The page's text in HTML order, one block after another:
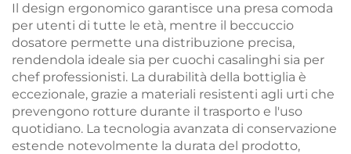
Il design ergonomico garantisce una presa comoda
per utenti di tutte le età, mentre il beccuccio
dosatore permette una distribuzione precisa,
rendendola ideale sia per cuochi casalinghi sia per
chef professionisti. La durabilità della bottiglia è
eccezionale, grazie a materiali resistenti agli urti che
prevengono rotture durante il trasporto e l'uso
quotidiano. La tecnologia avanzata di conservazione
estende notevolmente la durata del prodotto,